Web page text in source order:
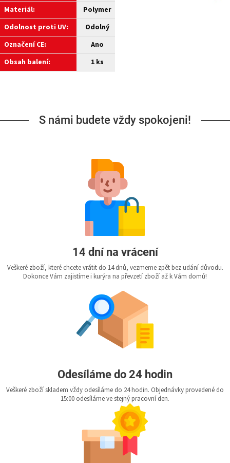
Materiál:
Polymer
Odolnost proti UV:
Odolný
Označení CE:
Ano
Obsah balení:
1 ks
S námi budete vždy spokojeni!
14 dní na vrácení
Veškeré zboží, které chcete vrátit do 14 dnů, vezmeme zpět bez udání důvodu.
Dokonce Vám zajistíme i kurýra na převzetí zboží až k Vám domů!
Odesíláme do 24 hodin
Veškeré zboží skladem vždy odesíláme do 24 hodin. Objednávky provedené do
15:00 odesíláme ve stejný pracovní den.